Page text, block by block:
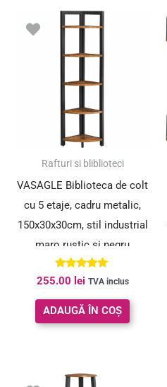
Rafturi si bliblioteci
VASAGLE Biblioteca de colt
cu 5 etaje, cadru metalic,
150x30x30cm, stil industrial
maro rustic si negru
Evaluat la
5.00
din 5
255.00 lei TVA inclus
ADAUGĂ ÎN COȘ